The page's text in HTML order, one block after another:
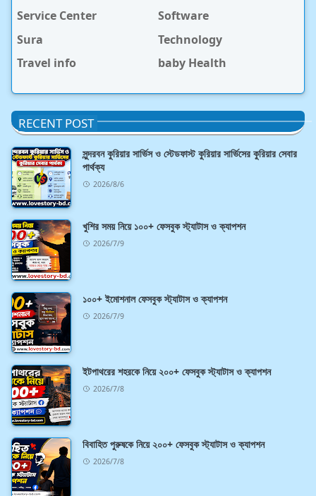
Service Center
Software
Sura
Technology
Travel info
baby Health
RECENT POST
সুন্দরবন কুরিয়ার সার্ভিস ও স্টেডফাস্ট কুরিয়ার সার্ভিসের কুরিয়ার সেবার
পার্থক্য
2026/8/6
খুশির সময় নিয়ে ১০০+ ফেসবুক স্ট্যাটাস ও ক্যাপশন
2026/7/9
১০০+ ইমোশনাল ফেসবুক স্ট্যাটাস ও ক্যাপশন
2026/7/9
ইটপাথরের শহরকে নিয়ে ২০০+ ফেসবুক স্ট্যাটাস ও ক্যাপশন
2026/7/8
বিবাহিত পুরুষকে নিয়ে ২০০+ ফেসবুক স্ট্যাটাস ও ক্যাপশন
2026/7/8